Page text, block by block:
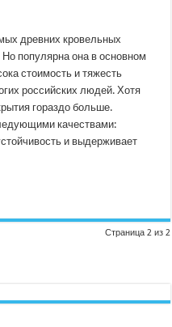
древних кровельных
популярна она в основном
стоимость и тяжесть
российских людей. Хотя
гораздо больше.
качествами:
и выдерживает
Страница 2 из 2